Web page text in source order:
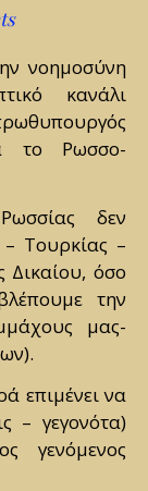
κανάλι
το Ρωσσο-
δεν
Τουρκίας –
όσο
την
μας-
επιμένει να
– γεγονότα)
γενόμενος